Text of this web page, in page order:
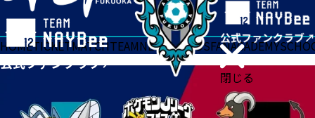
閉じる
HOMETICKETMATCHTEAMNEWSGOODSFANACADEMY